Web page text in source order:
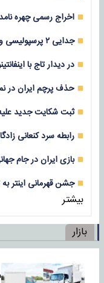
اخراج رسمی چهره
جدایی ۲ پرسپولیسی و استقلالی در یک روز
در دیدار تاج با
حذف پرچم ایران در
ثبت شکایت جدید
رابطه سرد کنعانی
بازی‌ ایران در جام
جشن قهرمانی اینتر به
بیشتر
بازار